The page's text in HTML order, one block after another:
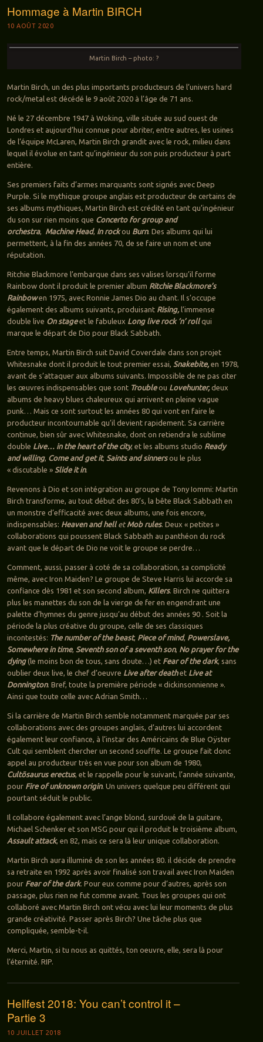
Hommage à Martin BIRCH
10 AOÛT 2020
Martin Birch – photo: ?
Martin Birch, un des plus importants producteurs de l’univers hard
rock/metal est décédé le 9 août 2020 à l’âge de 71 ans.
Né le 27 décembre 1947 à Woking, ville située au sud ouest de
Londres et aujourd’hui connue pour abriter, entre autres, les usines
de l’équipe McLaren, Martin Birch grandit avec le rock, milieu dans
lequel il évolue en tant qu’ingénieur du son puis producteur à part
entière.
Ses premiers faits d’armes marquants sont signés avec Deep
Purple. Si le mythique groupe anglais est producteur de certains de
ses albums mythiques, Martin Birch est crédité en tant qu’ingénieur
du son sur rien moins que Concerto for group and
orchestra, Machine Head, In rockou Burn. Des albums qui lui
permettent, à la fin des années 70, de se faire un nom et une
réputation.
Ritchie Blackmore l’embarque dans ses valises lorsqu’il forme
Rainbow dont il produit le premier album Ritchie Blackmore’s
Rainbowen 1975, avec Ronnie James Dio au chant. Il s’occupe
également des albums suivants, produisant Rising,l’immense
double live On stageet le fabuleux Long live rock ‘n’ rollqui
marque le départ de Dio pour Black Sabbath.
Entre temps, Martin Birch suit David Coverdale dans son projet
Whitesnake dont il produit le tout premier essai, Snakebite,en 1978,
avant de s’attaquer aux albums suivants. Impossible de ne pas citer
les œuvres indispensables que sont Troubleou Lovehunter,deux
albums de heavy blues chaleureux qui arrivent en pleine vague
punk… Mais ce sont surtout les années 80 qui vont en faire le
producteur incontournable qu’il devient rapidement. Sa carrière
continue, bien sûr avec Whitesnake, dont on retiendra le sublime
double Live… in the heart of the city, et les albums studio Ready
and willing, Come and get it, Saints and sinnersou le plus
« discutable » Slide it in.
Revenons à Dio et son intégration au groupe de Tony Iommi: Martin
Birch transforme, au tout début des 80’s, la bête Black Sabbath en
un monstre d’efficacité avec deux albums, une fois encore,
indispensables: Heaven and hellet Mob rules. Deux « petites »
collaborations qui poussent Black Sabbath au panthéon du rock
avant que le départ de Dio ne voit le groupe se perdre…
Comment, aussi, passer à coté de sa collaboration, sa complicité
même, avec Iron Maiden? Le groupe de Steve Harris lui accorde sa
confiance dès 1981 et son second album, Killers. Birch ne quittera
plus les manettes du son de la vierge de fer en engendrant une
palette d’hymnes du genre jusqu’au début des années 90 . Soit la
période la plus créative du groupe, celle de ses classiques
incontestés: The number of the beast, Piece of mind, Powerslave,
Somewhere in time, Seventh son of a seventh son, No prayer for the
dying(le moins bon de tous, sans doute…) et Fear of the dark, sans
oublier deux live, le chef d’oeuvre Live after deathet Live at
Donnington. Bref, toute la première période « dickinsonnienne ».
Ainsi que toute celle avec Adrian Smith…
Si la carrière de Martin Birch semble notamment marquée par ses
collaborations avec des groupes anglais, d’autres lui accordent
également leur confiance, à l’instar des Américains de Blue Oÿster
Cult qui semblent chercher un second souffle. Le groupe fait donc
appel au producteur très en vue pour son album de 1980,
Cultösaurus erectus, et le rappelle pour le suivant, l’année suivante,
pour Fire of unknown origin. Un univers quelque peu différent qui
pourtant séduit le public.
Il collabore également avec l’ange blond, surdoué de la guitare,
Michael Schenker et son MSG pour qui il produit le troisième album,
Assault attack, en 82, mais ce sera là leur unique collaboration.
Martin Birch aura illuminé de son les années 80. il décide de prendre
sa retraite en 1992 après avoir finalisé son travail avec Iron Maiden
pour Fear of the dark. Pour eux comme pour d’autres, après son
passage, plus rien ne fut comme avant. Tous les groupes qui ont
collaboré avec Martin Birch ont vécu avec lui leur moments de plus
grande créativité. Passer après Birch? Une tâche plus que
compliquée, semble-t-il.
Merci, Martin, si tu nous as quittés, ton oeuvre, elle, sera là pour
l’éternité. RIP.
Hellfest 2018: You can’t control it –
Partie 3
10 JUILLET 2018